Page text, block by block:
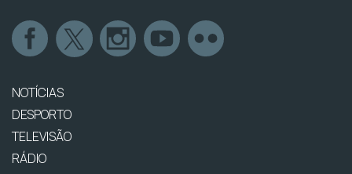
NOTÍCIAS
DESPORTO
TELEVISÃO
RÁDIO